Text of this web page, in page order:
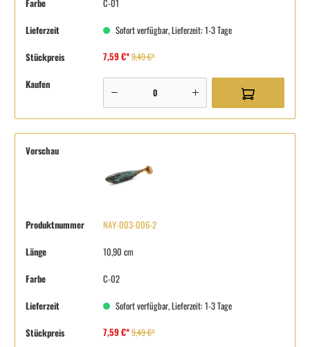
Farbe C-01
Lieferzeit Sofort verfügbar, Lieferzeit: 1-3 Tage
Stückpreis 7,59 €*9,49 €*
Kaufen
Vorschau
Produktnummer NAY-003-006-2
Länge 10,90 cm
Farbe C-02
Lieferzeit Sofort verfügbar, Lieferzeit: 1-3 Tage
Stückpreis 7,59 €*9,49 €*